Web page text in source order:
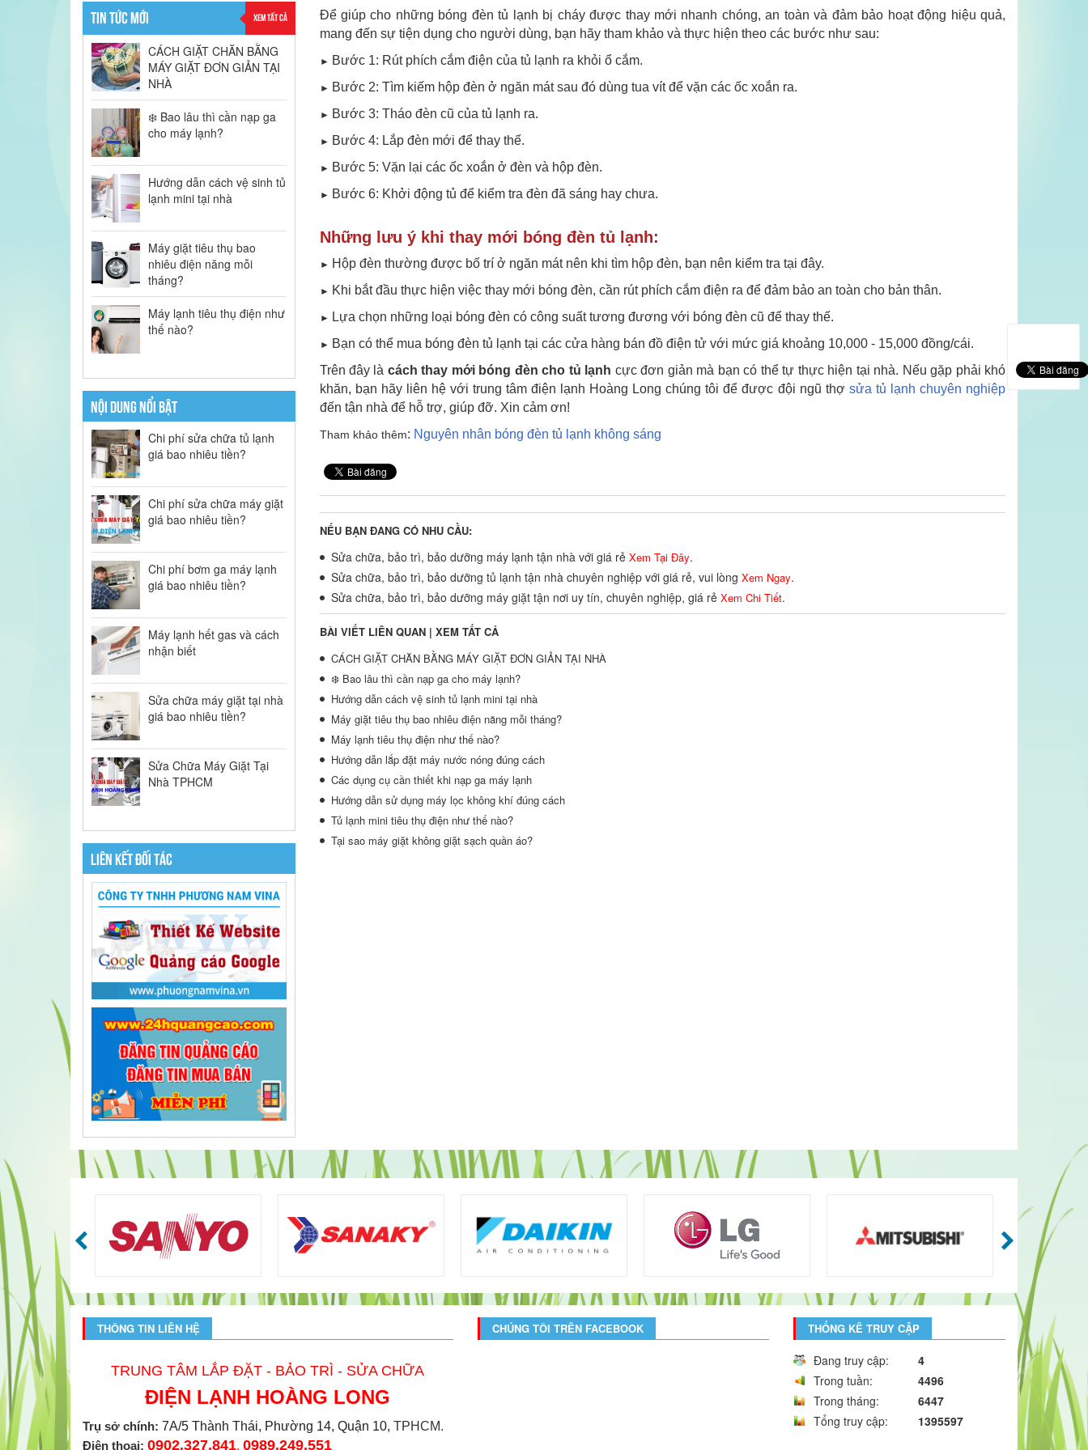
TIN TỨC MỚI XEM TẤT CẢ
CÁCH GIẶT CHĂN BẰNG
MÁY GIẶT ĐƠN GIẢN TẠI
NHÀ
❄️ Bao lâu thì cần nạp ga
cho máy lạnh?
Hướng dẫn cách vệ sinh tủ
lạnh mini tại nhà
Máy giặt tiêu thụ bao
nhiêu điện năng mỗi
tháng?
Máy lạnh tiêu thụ điện như
thế nào?
NỘI DUNG NỔI BẬT
Chi phí sửa chữa tủ lạnh
giá bao nhiêu tiền?
Chi phí sửa chữa máy giặt
giá bao nhiêu tiền?
Chi phí bơm ga máy lạnh
giá bao nhiêu tiền?
Máy lạnh hết gas và cách
nhận biết
Sửa chữa máy giặt tại nhà
giá bao nhiêu tiền?
Sửa Chữa Máy Giặt Tại
Nhà TPHCM
LIÊN KẾT ĐỐI TÁC
Để giúp cho những bóng đèn tủ lạnh bị cháy được thay mới nhanh chóng, an toàn và đảm bảo hoạt động hiệu quả,
mang đến sự tiện dụng cho người dùng, bạn hãy tham khảo và thực hiện theo các bước như sau:
► Bước 1: Rút phích cắm điện của tủ lạnh ra khỏi ổ cắm.
► Bước 2: Tìm kiếm hộp đèn ở ngăn mát sau đó dùng tua vít để vặn các ốc xoắn ra.
► Bước 3: Tháo đèn cũ của tủ lạnh ra.
► Bước 4: Lắp đèn mới để thay thế.
► Bước 5: Vặn lại các ốc xoắn ở đèn và hộp đèn.
► Bước 6: Khởi động tủ để kiểm tra đèn đã sáng hay chưa.
Những lưu ý khi thay mới bóng đèn tủ lạnh:
► Hộp đèn thường được bố trí ở ngăn mát nên khi tìm hộp đèn, bạn nên kiểm tra tại đây.
► Khi bắt đầu thực hiện việc thay mới bóng đèn, cần rút phích cắm điện ra để đảm bảo an toàn cho bản thân.
► Lựa chọn những loại bóng đèn có công suất tương đương với bóng đèn cũ để thay thế.
► Bạn có thể mua bóng đèn tủ lạnh tại các cửa hàng bán đồ điện tử với mức giá khoảng 10,000 - 15,000 đồng/cái.
Trên đây là cách thay mới bóng đèn cho tủ lạnh cực đơn giản mà bạn có thể tự thực hiện tại nhà. Nếu gặp phải khó
khăn, bạn hãy liên hệ với trung tâm điện lạnh Hoàng Long chúng tôi để được đội ngũ thợ sửa tủ lạnh chuyên nghiệp
đến tận nhà để hỗ trợ, giúp đỡ. Xin cảm ơn!
Tham khảo thêm: Nguyên nhân bóng đèn tủ lạnh không sáng
NẾU BẠN ĐANG CÓ NHU CẦU:
Sửa chữa, bảo trì, bảo dưỡng máy lạnh tận nhà với giá rẻ Xem Tại Đây.
Sửa chữa, bảo trì, bảo dưỡng tủ lạnh tận nhà chuyên nghiệp với giá rẻ, vui lòng Xem Ngay.
Sửa chữa, bảo trì, bảo dưỡng máy giặt tận nơi uy tín, chuyên nghiệp, giá rẻ Xem Chi Tiết.
BÀI VIẾT LIÊN QUAN | XEM TẤT CẢ
CÁCH GIẶT CHĂN BẰNG MÁY GIẶT ĐƠN GIẢN TẠI NHÀ
❄️ Bao lâu thì cần nạp ga cho máy lạnh?
Hướng dẫn cách vệ sinh tủ lạnh mini tại nhà
Máy giặt tiêu thụ bao nhiêu điện năng mỗi tháng?
Máy lạnh tiêu thụ điện như thế nào?
Hướng dẫn lắp đặt máy nước nóng đúng cách
Các dụng cụ cần thiết khi nạp ga máy lạnh
Hướng dẫn sử dụng máy lọc không khí đúng cách
Tủ lạnh mini tiêu thụ điện như thế nào?
Tại sao máy giặt không giặt sạch quần áo?
THÔNG TIN LIÊN HỆ
TRUNG TÂM LẮP ĐẶT - BẢO TRÌ - SỬA CHỮA
ĐIỆN LẠNH HOÀNG LONG
Trụ sở chính: 7A/5 Thành Thái, Phường 14, Quận 10, TPHCM.
Điện thoại: 0902.327.841, 0989.249.551
CHÚNG TÔI TRÊN FACEBOOK THỐNG KÊ TRUY CẬP
Đang truy cập:
4
Trong tuần:
4496
Trong tháng:
6447
Tổng truy cập:
1395597